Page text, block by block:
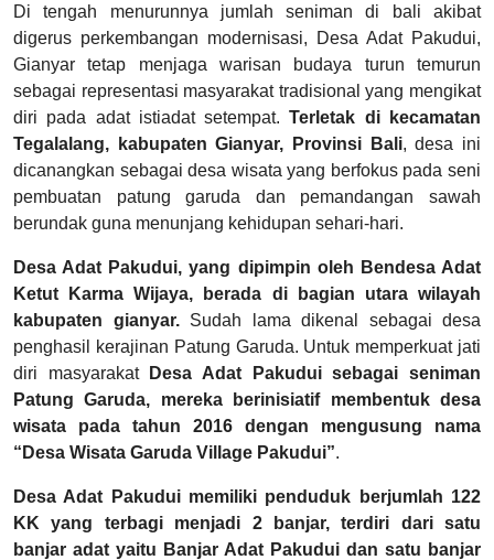
Di tengah menurunnya jumlah seniman di bali akibat
digerus perkembangan modernisasi, Desa Adat Pakudui,
Gianyar tetap menjaga warisan budaya turun temurun
sebagai representasi masyarakat tradisional yang mengikat
diri pada adat istiadat setempat.Terletak di kecamatan
Tegalalang, kabupaten Gianyar, Provinsi Bali, desa ini
dicanangkan sebagai desa wisata yang berfokus pada seni
pembuatan patung garuda dan pemandangan sawah
berundak guna menunjang kehidupan sehari-hari.
Desa Adat Pakudui, yang dipimpin oleh Bendesa Adat
Ketut Karma Wijaya, berada di bagian utara wilayah
kabupaten gianyar. Sudah lama dikenal sebagai desa
penghasil kerajinan Patung Garuda. Untuk memperkuat jati
diri masyarakat
Desa Adat Pakudui sebagai seniman
Patung Garuda, mereka berinisiatif membentuk desa
wisata pada tahun 2016 dengan mengusung nama
“Desa Wisata Garuda Village Pakudui”.
Desa Adat Pakudui memiliki penduduk berjumlah 122
KK yang terbagi menjadi 2 banjar, terdiri dari satu
banjar adat yaitu Banjar Adat Pakudui dan satu banjar